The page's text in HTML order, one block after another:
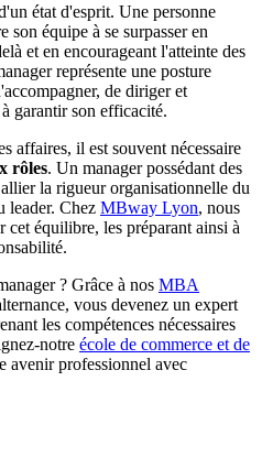
état d'esprit. Une personne
son équipe à se surpasser en
et en encourageant l'atteinte des
représente une posture
de diriger et
garantir son efficacité.
affaires, il est souvent nécessaire
rôles. Un manager possédant des
la rigueur organisationnelle du
leader. Chez MBway Lyon, nous
cet équilibre, les préparant ainsi à
? Grâce à nos MBA
vous devenez un expert
les compétences nécessaires
notre école de commerce et de
avenir professionnel avec